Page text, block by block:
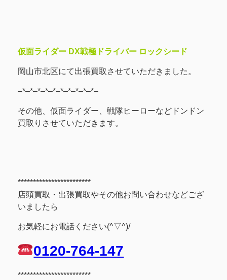
仮面ライダー DX戦極ドライバー ロックシード
岡山市北区にて出張買取させていただきました。
–*–*–*–*–*–*–*–*–*–*–
その他、仮面ライダー、戦隊ヒーローなどドンドン
買取りさせていただきます。
************************
店頭買取・出張買取やその他お問い合わせなどござ
いましたら
お気軽にお電話ください(^▽^)/
0120-764-147
************************